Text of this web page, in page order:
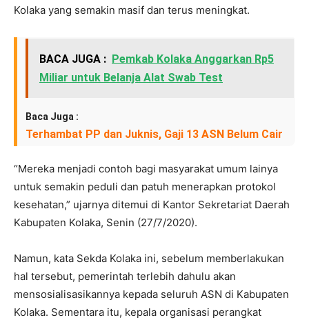
Kolaka yang semakin masif dan terus meningkat.
BACA JUGA : Pemkab Kolaka Anggarkan Rp5
Miliar untuk Belanja Alat Swab Test
Baca Juga :
Terhambat PP dan Juknis, Gaji 13 ASN Belum Cair
“Mereka menjadi contoh bagi masyarakat umum lainya
untuk semakin peduli dan patuh menerapkan protokol
kesehatan,” ujarnya ditemui di Kantor Sekretariat Daerah
Kabupaten Kolaka, Senin (27/7/2020).
Namun, kata Sekda Kolaka ini, sebelum memberlakukan
hal tersebut, pemerintah terlebih dahulu akan
mensosialisasikannya kepada seluruh ASN di Kabupaten
Kolaka. Sementara itu, kepala organisasi perangkat